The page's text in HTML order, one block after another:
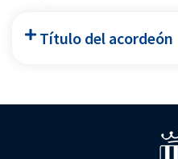
Título del acordeón